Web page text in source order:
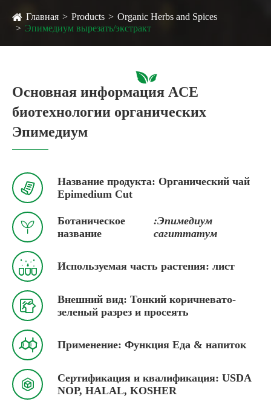
Главная Products
Organic Herbs and Spices
Эпимедиум вырезать/экстракт
Основная информация ACE
биотехнологии органических
Эпимедиум

Название продукта: Органический чай
Epimedium Cut

Ботаническое
название
:Эпимедиум
сагиттатум
 Используемая часть растения: лист

Внешний вид: Тонкий коричневато-
зеленый разрез и просеять
 Применение: Функция Еда & напиток

Сертификация и квалификация: USDA
NOP, HALAL, KOSHER